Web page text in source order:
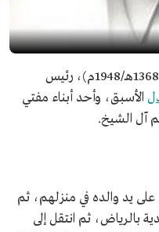
آل الشيخ.
الأسبق، وأحد أبناء مفتي
آل الشيخ.
يد والده في منزلهم، ثم
بالرياض، ثم انتقل إلى